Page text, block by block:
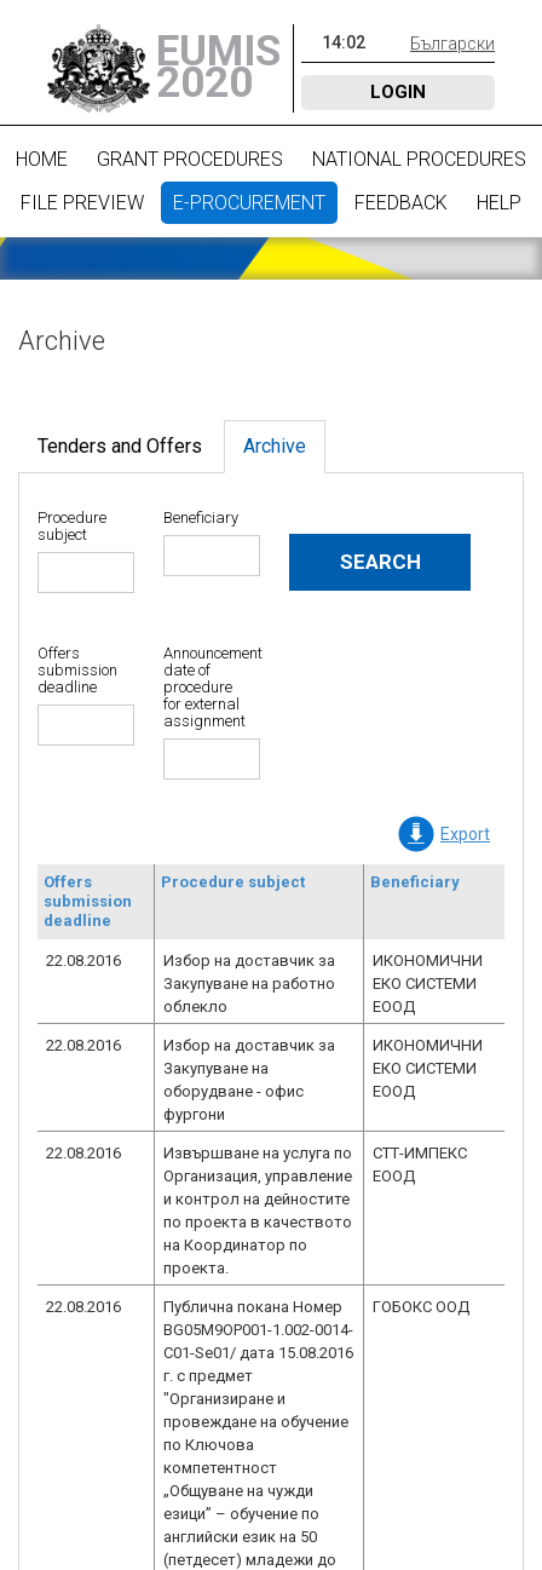
EUMIS
2020
14:02 Български
LOGIN
HOME GRANT PROCEDURES
NATIONAL PROCEDURES
FILE PREVIEW
E-PROCUREMENT FEEDBACK HELP
Archive
Tenders and Offers Archive
Procedure
subject
Beneficiary
Offers
submission
deadline
Announcement
date of
procedure
for external
assignment
Export
Offers
submission
deadline
Procedure subject Beneficiary
22.08.2016
Избор на доставчик за
Закупуване на работно
облекло
ИКОНОМИЧНИ
ЕКО СИСТЕМИ
ЕООД
22.08.2016
Избор на доставчик за
Закупуване на
оборудване - офис
фургони
ИКОНОМИЧНИ
ЕКО СИСТЕМИ
ЕООД
22.08.2016
Извършване на услуга по
Организация, управление
и контрол на дейностите
по проекта в качеството
на Координатор по
проекта.
СТТ-ИМПЕКС
ЕООД
22.08.2016
Публична покана Номер
BG05M9OP001-1.002-0014-
C01-Se01/ дата 15.08.2016
г. с предмет
"Организиране и
провеждане на обучение
по Ключова
компетентност
„Общуване на чужди
езици” – обучение по
английски език на 50
(петдесет) младежи до
ГОБОКС ООД